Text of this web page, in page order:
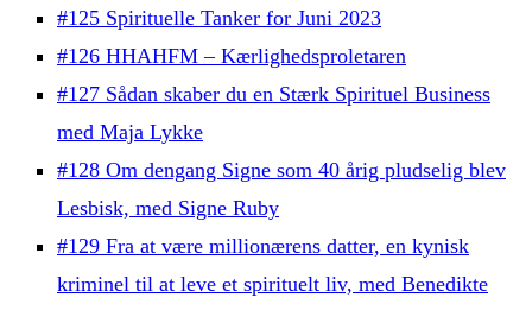
#125 Spirituelle Tanker for Juni 2023
#126 HHAHFM – Kærlighedsproletaren
#127 Sådan skaber du en Stærk Spirituel Business
med Maja Lykke
#128 Om dengang Signe som 40 årig pludselig blev
Lesbisk, med Signe Ruby
#129 Fra at være millionærens datter, en kynisk
kriminel til at leve et spirituelt liv, med Benedikte